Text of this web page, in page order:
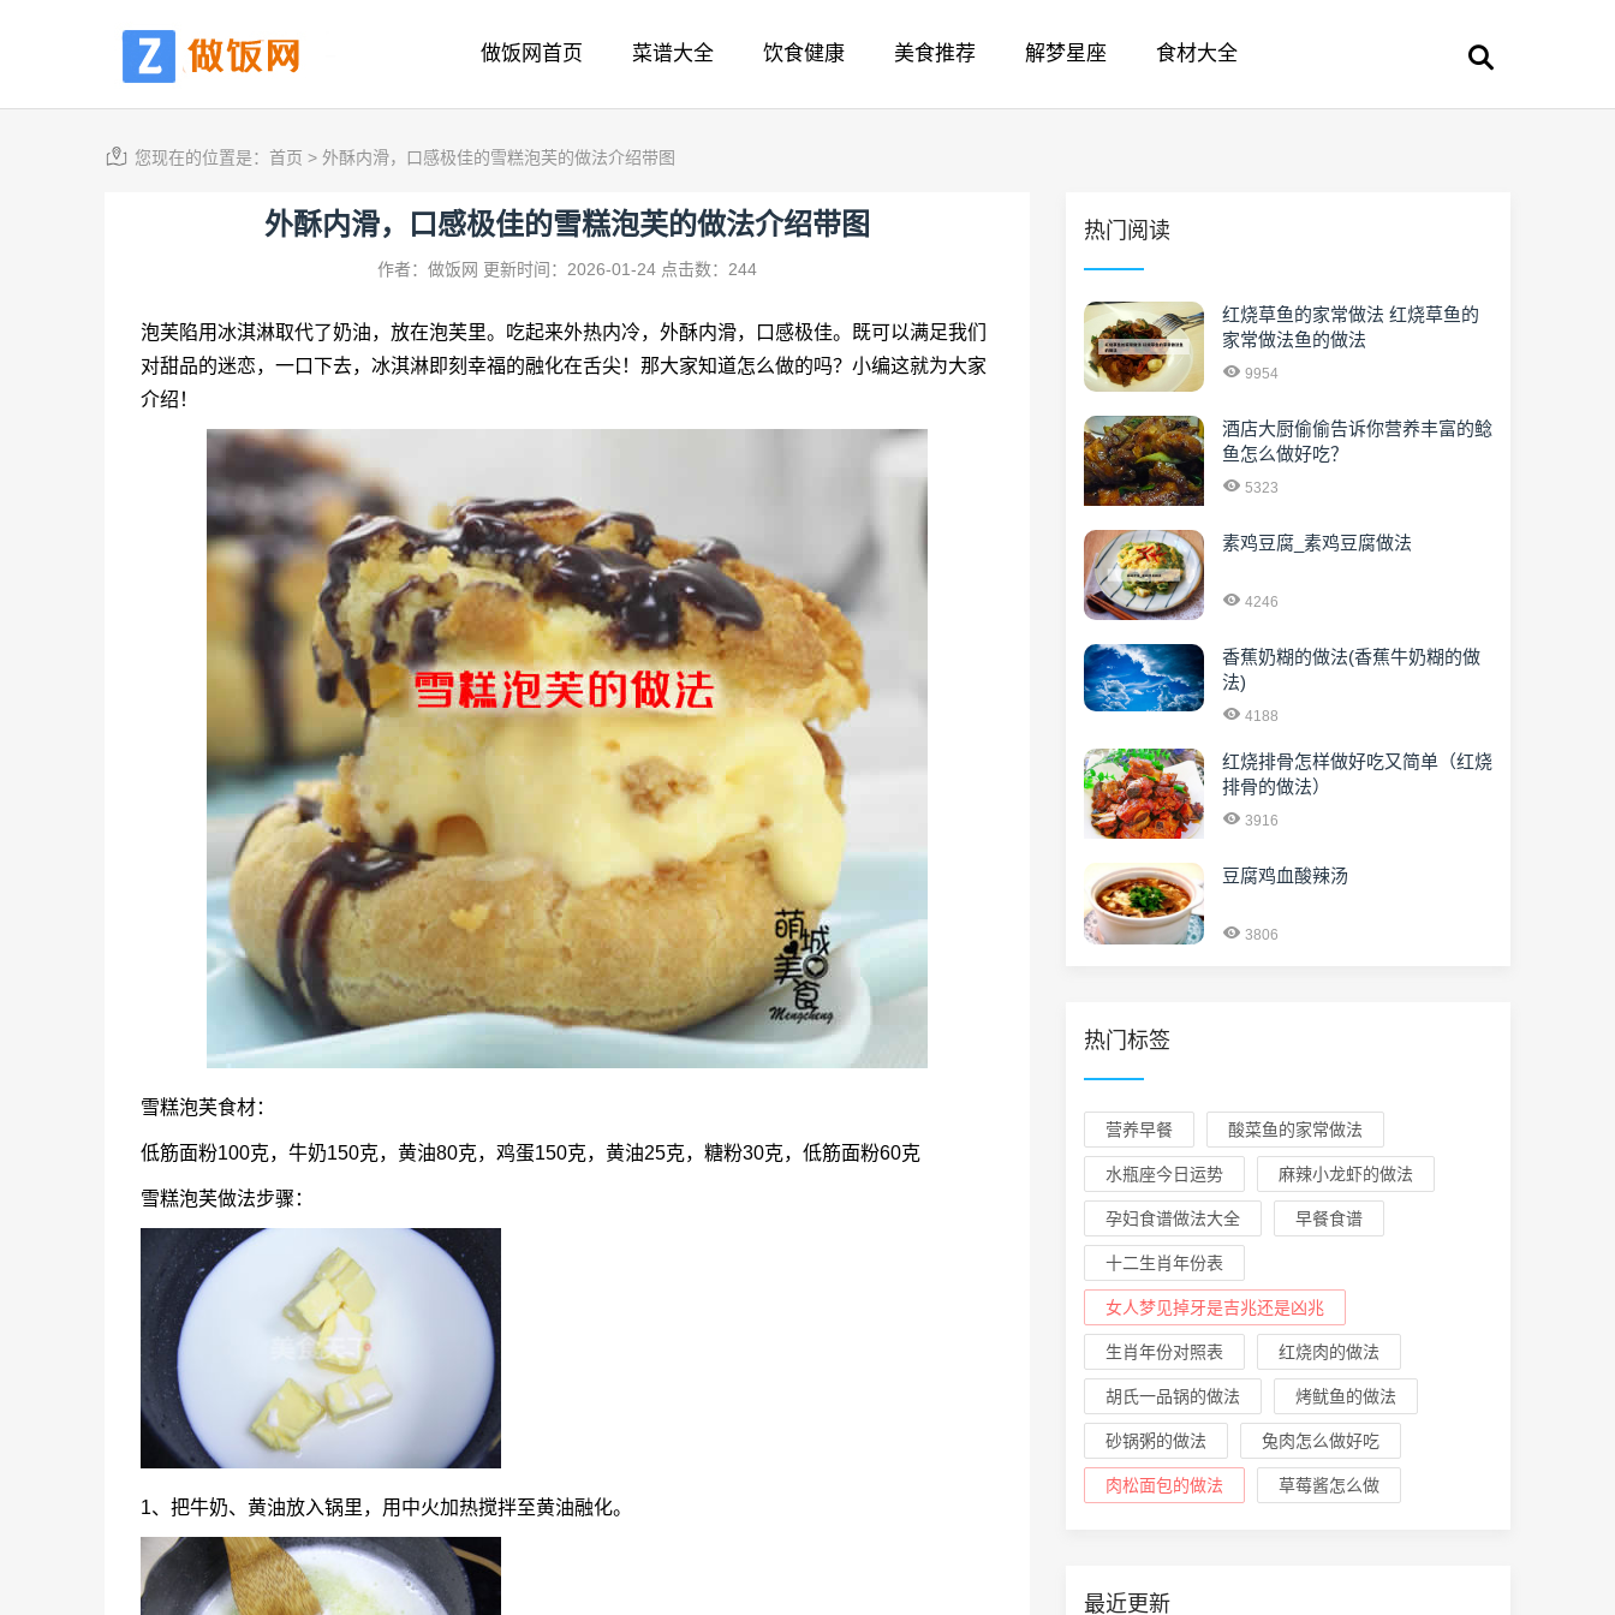
做饭网首页 菜谱大全 饮食健康 美食推荐 解梦星座 食材大全
您现在的位置是： 首页 > 外酥内滑，口感极佳的雪糕泡芙的做法介绍带图
外酥内滑，口感极佳的雪糕泡芙的做法介绍带图
作者：做饭网 更新时间：2026-01-24 点击数：244
泡芙陷用冰淇淋取代了奶油，放在泡芙里。吃起来外热内冷，外酥内滑，口感极佳。既可以满足我们
对甜品的迷恋，一口下去，冰淇淋即刻幸福的融化在舌尖！那大家知道怎么做的吗？小编这就为大家
介绍！
雪糕泡芙食材：
低筋面粉100克，牛奶150克，黄油80克，鸡蛋150克，黄油25克，糖粉30克，低筋面粉60克
雪糕泡芙做法步骤：
1、把牛奶、黄油放入锅里，用中火加热搅拌至黄油融化。
热门阅读
红烧草鱼的家常做法 红烧草鱼的
家常做法鱼的做法
9954
酒店大厨偷偷告诉你营养丰富的鲶
鱼怎么做好吃？
5323
素鸡豆腐_素鸡豆腐做法
4246
香蕉奶糊的做法(香蕉牛奶糊的做
法)
4188
红烧排骨怎样做好吃又简单（红烧
排骨的做法）
3916
豆腐鸡血酸辣汤
3806
热门标签
营养早餐 酸菜鱼的家常做法
水瓶座今日运势 麻辣小龙虾的做法
孕妇食谱做法大全 早餐食谱
十二生肖年份表
女人梦见掉牙是吉兆还是凶兆
生肖年份对照表 红烧肉的做法
胡氏一品锅的做法 烤鱿鱼的做法
砂锅粥的做法 兔肉怎么做好吃
肉松面包的做法 草莓酱怎么做
最近更新